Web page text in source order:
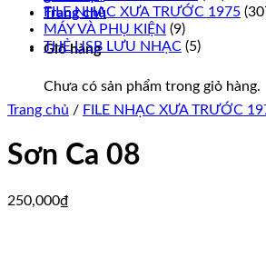
Trang chủ
Giỏ hàng
Chưa có sản phẩm trong giỏ hàng.
FILE NHẠC XƯA TRƯỚC 1975
MÁY VÀ PHỤ KIỆN (9)
THẺ USB LƯU NHẠC (5)
Trang chủ / FILE NHẠC XƯA TRƯỚC
Sơn Ca 08
250,000₫